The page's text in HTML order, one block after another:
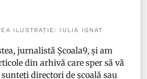
ILUSTRAȚIE: IULIA IGNAT
jurnalistă Școala9, și am
din arhivă care sper să vă
directori de școală sau